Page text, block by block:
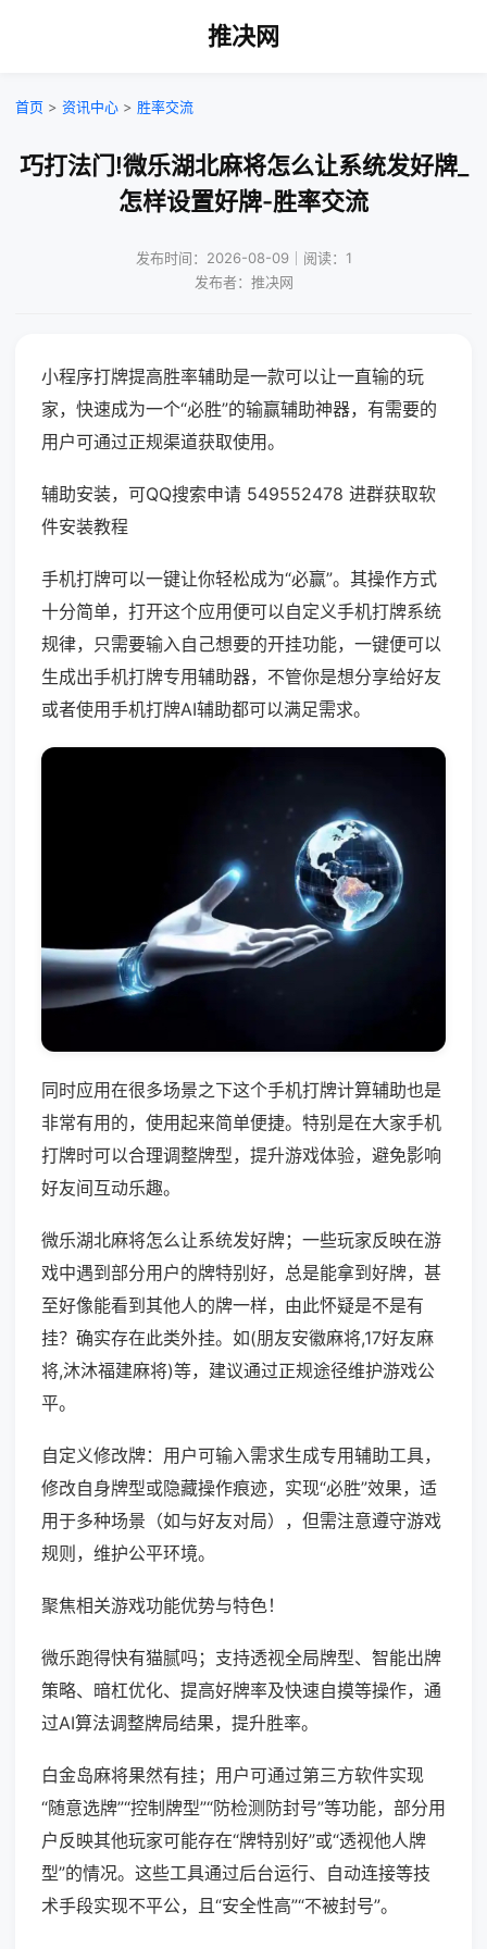
推决网
首页 > 资讯中心 > 胜率交流
巧打法门!微乐湖北麻将怎么让系统发好牌_
怎样设置好牌-胜率交流
发布时间：2026-08-09｜阅读：1
发布者：推决网
小程序打牌提高胜率辅助是一款可以让一直输的玩
家，快速成为一个“必胜”的输赢辅助神器，有需要的
用户可通过正规渠道获取使用。
辅助安装，可QQ搜索申请 549552478 进群获取软
件安装教程
手机打牌可以一键让你轻松成为“必赢”。其操作方式
十分简单，打开这个应用便可以自定义手机打牌系统
规律，只需要输入自己想要的开挂功能，一键便可以
生成出手机打牌专用辅助器，不管你是想分享给好友
或者使用手机打牌AI辅助都可以满足需求。
同时应用在很多场景之下这个手机打牌计算辅助也是
非常有用的，使用起来简单便捷。特别是在大家手机
打牌时可以合理调整牌型，提升游戏体验，避免影响
好友间互动乐趣。
微乐湖北麻将怎么让系统发好牌；一些玩家反映在游
戏中遇到部分用户的牌特别好，总是能拿到好牌，甚
至好像能看到其他人的牌一样，由此怀疑是不是有
挂？确实存在此类外挂。如(朋友安徽麻将,17好友麻
将,沐沐福建麻将)等，建议通过正规途径维护游戏公
平。
自定义修改牌：用户可输入需求生成专用辅助工具，
修改自身牌型或隐藏操作痕迹，实现“必胜”效果，适
用于多种场景（如与好友对局），但需注意遵守游戏
规则，维护公平环境。
聚焦相关游戏功能优势与特色！
微乐跑得快有猫腻吗；支持透视全局牌型、智能出牌
策略、暗杠优化、提高好牌率及快速自摸等操作，通
过AI算法调整牌局结果，提升胜率。
白金岛麻将果然有挂；用户可通过第三方软件实现
“随意选牌”“控制牌型”“防检测防封号”等功能，部分用
户反映其他玩家可能存在“牌特别好”或“透视他人牌
型”的情况。这些工具通过后台运行、自动连接等技
术手段实现不平公，且“安全性高”“不被封号”。